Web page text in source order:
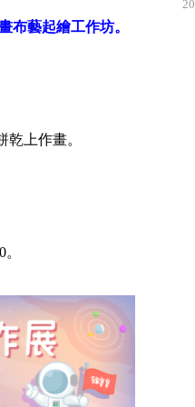
布藝起繪工作坊。
上作畫。